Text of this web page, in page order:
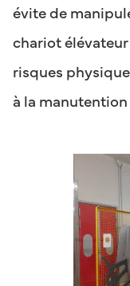
évite de
chariot
risques
à la